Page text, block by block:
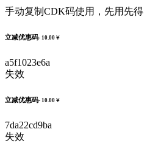
手动复制CDK码使用，先用先得
立减优惠码- 10.00￥
a5f1023e6a
失效
立减优惠码- 10.00￥
7da22cd9ba
失效